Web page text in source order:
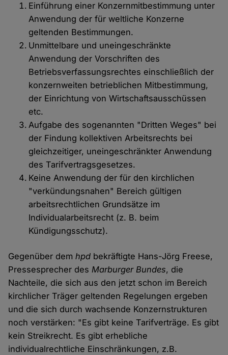
Einführung einer Konzernmitbestimmung unter
Anwendung der für weltliche Konzerne
geltenden Bestimmungen.
Unmittelbare und uneingeschränkte
Anwendung der Vorschriften des
Betriebsverfassungsrechtes einschließlich der
konzernweiten betrieblichen Mitbestimmung,
der Einrichtung von Wirtschaftsausschüssen
etc.
Aufgabe des sogenannten "Dritten Weges" bei
der Findung kollektiven Arbeitsrechts bei
gleichzeitiger, uneingeschränkter Anwendung
des Tarifvertragsgesetzes.
Keine Anwendung der für den kirchlichen
"verkündungsnahen" Bereich gültigen
arbeitsrechtlichen Grundsätze im
Individualarbeitsrecht (z. B. beim
Kündigungsschutz).
Gegenüber demhpd bekräftigte Hans-Jörg Freese,
Pressesprecher desMarburger Bundes, die
Nachteile, die sich aus den jetzt schon im Bereich
kirchlicher Träger geltenden Regelungen ergeben
und die sich durch wachsende Konzernstrukturen
noch verstärken: "Es gibt keine Tarifverträge. Es gibt
kein Streikrecht. Es gibt erhebliche
individualrechtliche Einschränkungen, z.B.